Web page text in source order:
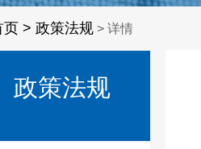
页 > 政策法规 > 详情
政策法规